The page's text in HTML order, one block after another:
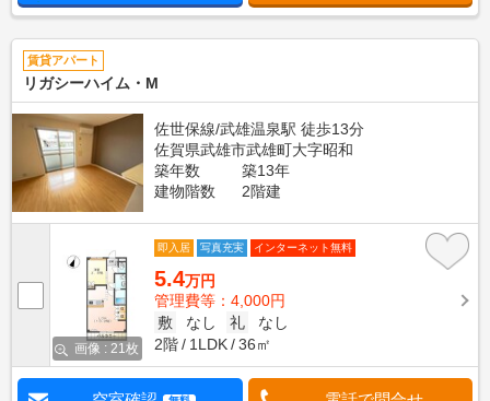
賃貸アパート
リガシーハイム・M
佐世保線/武雄温泉駅 徒歩13分
佐賀県武雄市武雄町大字昭和
築年数
築13年
建物階数
2階建
画像 : 21枚
即入居 写真充実 インターネット無料
5.4万円
管理費等：4,000円
敷
なし 礼
なし
2階
1LDK 36㎡